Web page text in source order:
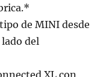
de MINI desde
del